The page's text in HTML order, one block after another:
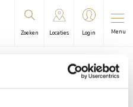
Zoeken Locaties Login Menu